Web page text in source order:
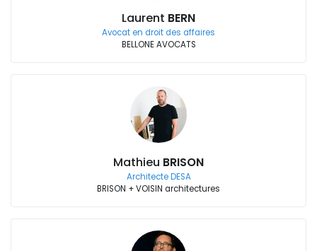
Laurent BERN
Avocat en droit des affaires
BELLONE AVOCATS
Mathieu BRISON
Architecte DESA
BRISON + VOISIN architectures